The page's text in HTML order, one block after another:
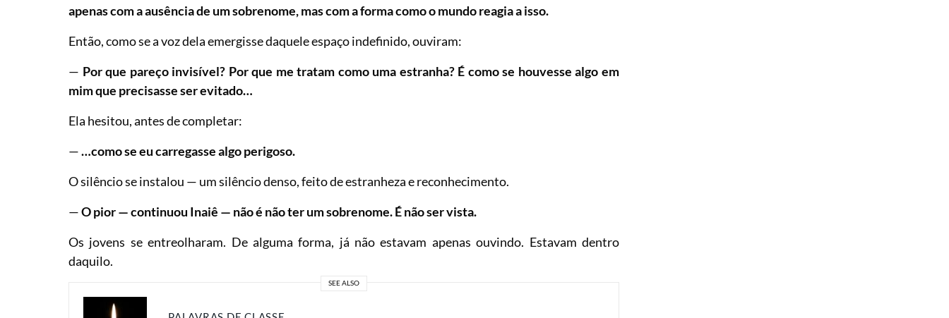
apenas com a ausência de um sobrenome, mas com a forma como o mundo reagia a isso.
Então, como se a voz dela emergisse daquele espaço indefinido, ouviram:
— Por que pareço invisível? Por que me tratam como uma estranha? É como se houvesse algo em
mim que precisasse ser evitado…
Ela hesitou, antes de completar:
—…como se eu carregasse algo perigoso.
O silêncio se instalou — um silêncio denso, feito de estranheza e reconhecimento.
—O pior — continuou Inaiê — não é não ter um sobrenome. É não ser vista.
Os jovens se entreolharam. De alguma forma, já não estavam apenas ouvindo. Estavam dentro
daquilo.
SEE ALSO